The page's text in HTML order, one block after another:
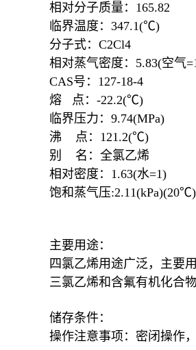
相对分子质量：165.82
临界温度：347.1(℃)
分子式：C2Cl4
相对蒸气密度：5.83(空气
CAS号：127-18-4
熔 点：-22.2(℃)
临界压力：9.74(MPa)
沸 点：121.2(℃)
别 名：全氯乙烯
相对密度：1.63(水=1)
饱和蒸气压:2.11(kPa)(20℃)
主要用途：
四氯乙烯用途广泛，主要
三氯乙烯和含氟有机化合物
储存条件：
操作注意事项：密闭操作